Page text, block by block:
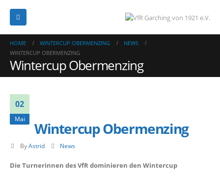
HOME WINTERCUP OBERMENZING
NEWS
WINTERCUP OBERMENZING
Wintercup Obermenzing
02
Mai
Wintercup Obermenzing
By Astrid News
Die Turnerinnen des VfR dominieren den Wintercup